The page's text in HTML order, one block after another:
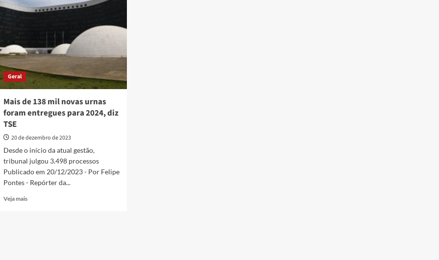
Geral
Mais de 138 mil novas urnas
foram entregues para 2024, diz
TSE
20 de dezembro de 2023
Desde o início da atual gestão,
tribunal julgou 3.498 processos
Publicado em 20/12/2023 - Por Felipe
Pontes - Repórter da...
Veja maisRead